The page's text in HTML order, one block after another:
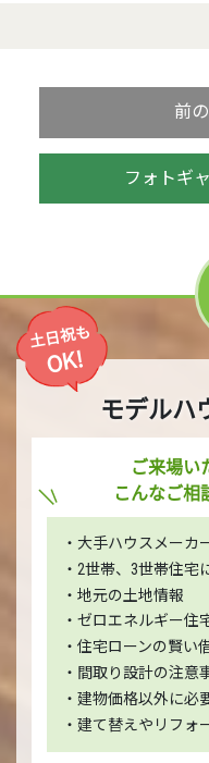
前
フォトギ
土日祝も
OK!
モデルハ
ご来場い
こんなご相
・大手ハウスメーカ
・2世帯、3世帯住宅
・地元の土地情報
・ゼロエネルギー住
・住宅ローンの賢い
・間取り設計の注意
・建物価格以外に必
・建て替えやリフォ